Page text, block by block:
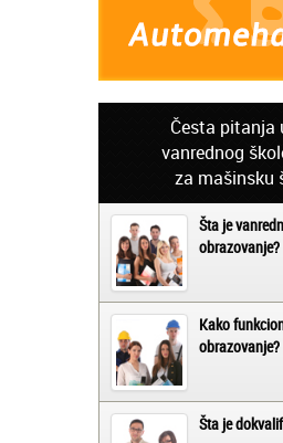
Česta pitanja
vanrednog
za mašinsku
Šta je
obrazovanje?
Kako
obrazovanje?
Šta je